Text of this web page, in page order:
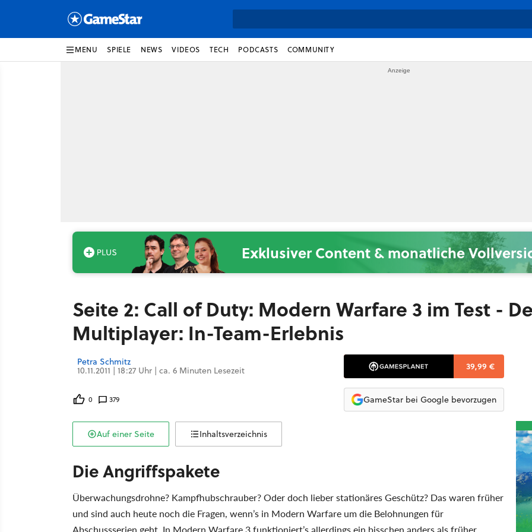
MENU SPIELE NEWS VIDEOS TECH PODCASTS COMMUNITY
Exklusiver Content & monatliche
Seite 2: Call of Duty: Modern Warfare 3 im Test -
Multiplayer: In-Team-Erlebnis
Petra Schmitz
10.11.2011 | 18:27 Uhr | ca. 6 Minuten Lesezeit
0 379
39,99 €
GameStar bei Google bevorzugen
Auf einer Seite Inhaltsverzeichnis
Die Angriffspakete
Überwachungsdrohne? Kampfhubschrauber? Oder doch lieber stationäres Geschütz? Das waren früher
und sind auch heute noch die Fragen, wenn’s in Modern Warfare um die Belohnungen für